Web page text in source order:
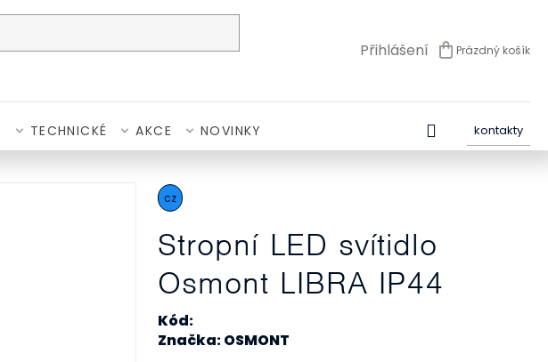
Přihlášení NÁKUPNÍ
Prázdný košík
TECHNICKÉ AKCE NOVINKY kontakty
Stropní LED svítidlo
Osmont LIBRA IP44
Kód:
cz
Značka: OSMONT